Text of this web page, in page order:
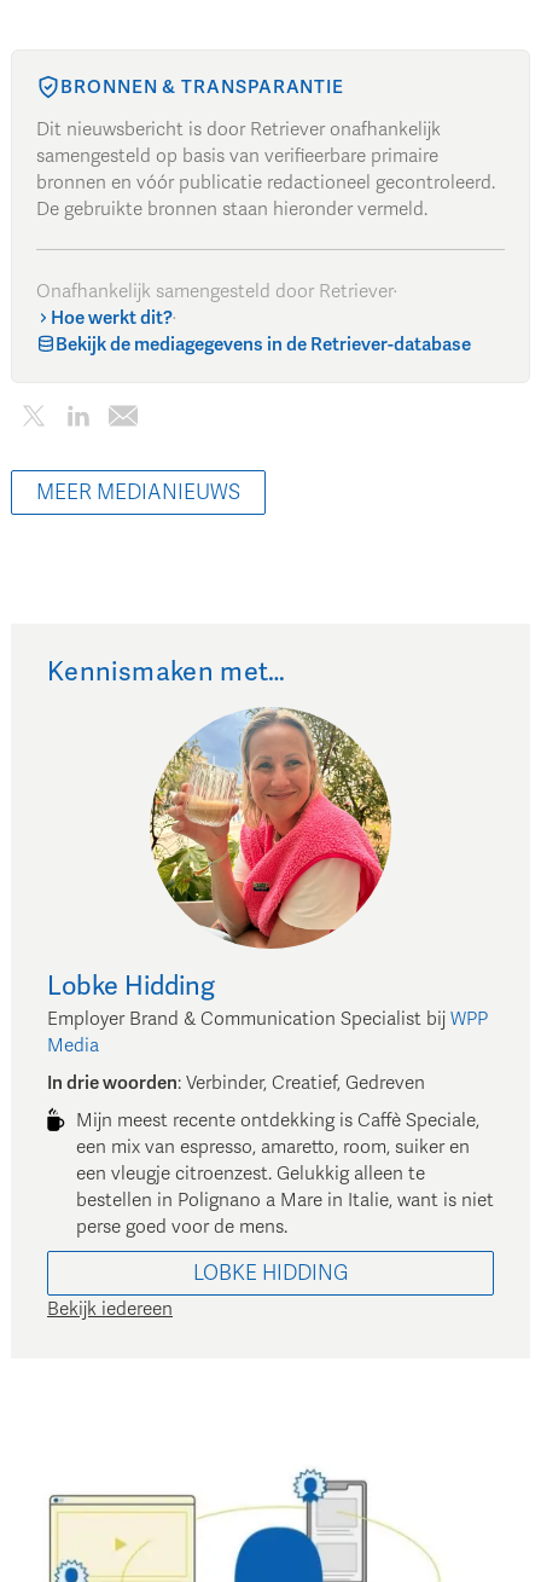
BRONNEN & TRANSPARANTIE
Dit nieuwsbericht is door Retriever onafhankelijk
samengesteld op basis van verifieerbare primaire
bronnen en vóór publicatie redactioneel gecontroleerd.
De gebruikte bronnen staan hieronder vermeld.
Onafhankelijk samengesteld door Retriever·
Hoe werkt dit?·
Bekijk de mediagegevens in de Retriever-database
MEER MEDIANIEUWS
Kennismaken met…
Lobke Hidding
Employer Brand & Communication Specialist bij WPP
Media
In drie woorden: Verbinder, Creatief, Gedreven
Mijn meest recente ontdekking is Caffè Speciale,
een mix van espresso, amaretto, room, suiker en
een vleugje citroenzest. Gelukkig alleen te
bestellen in Polignano a Mare in Italie, want is niet
perse goed voor de mens.
LOBKE HIDDING
Bekijk iedereen